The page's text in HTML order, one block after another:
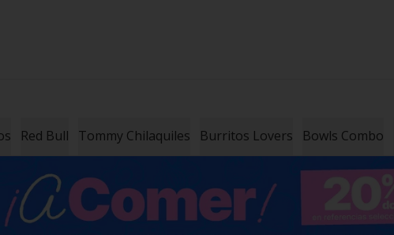
Red Bull Tommy Chilaquiles Burritos Lovers Bowls Combo